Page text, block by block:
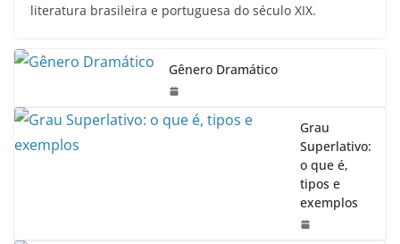
literatura brasileira e portuguesa do século XIX.
Gênero Dramático
Grau
Superlativo:
o que é,
tipos e
exemplos